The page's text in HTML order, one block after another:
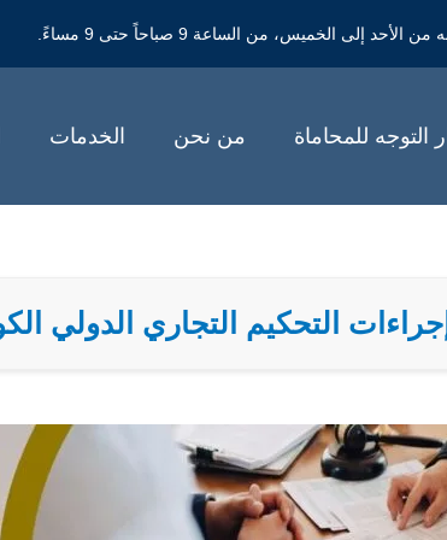
إلى الخميس، من الساعة 9 صباحاً حتى 9 مساءً.
التوجه للمحاماة من نحن الخدمات
إجراءات التحكيم التجاري الدولي الكويت